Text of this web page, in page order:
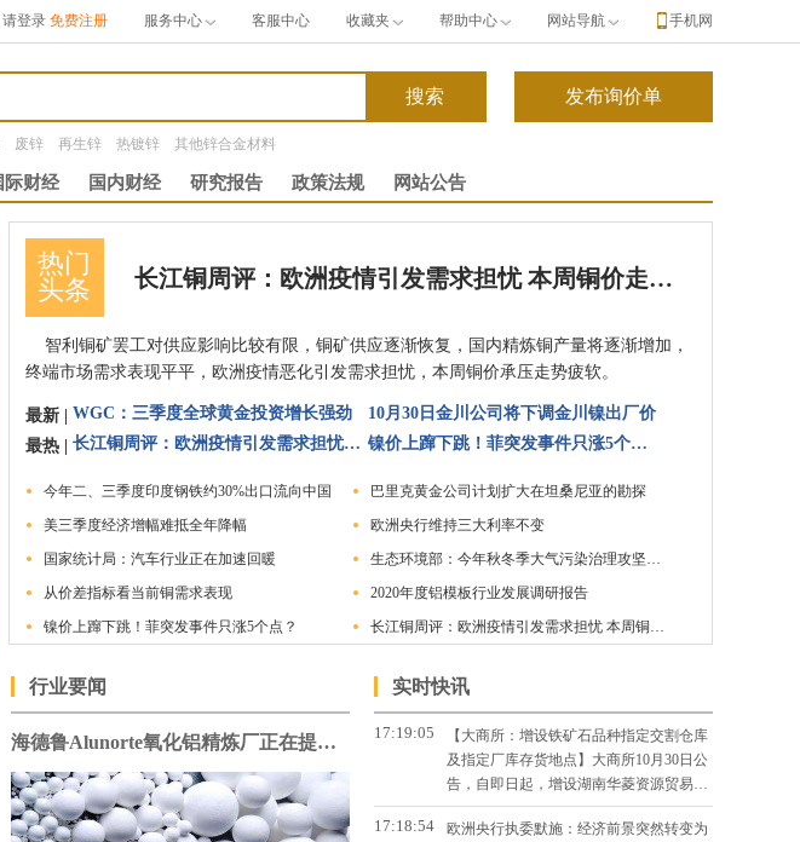
请登录 免费注册 服务中心 客服中心 收藏夹 帮助中心 网站导航 手机网
废锌 再生锌 热镀锌 其他锌合金材料
际财经 国内财经 研究报告 政策法规 网站公告
热门
头条
长江铜周评：欧洲疫情引发需求担忧 本周铜价走势疲软（第44周）
智利铜矿罢工对供应影响比较有限，铜矿供应逐渐恢复，国内精炼铜产量将逐渐增加，
终端市场需求表现平平，欧洲疫情恶化引发需求担忧，本周铜价承压走势疲软。
最新 | WGC：三季度全球黄金投资增长强劲
10月30日金川公司将下调金川镍出厂价
最热 |
长江铜周评：欧洲疫情引发需求担忧 本周铜价走势疲软（第44周） 镍价上蹿下跳！菲突发事件只涨5个点？
今年二、三季度印度钢铁约30%出口流向中国
巴里克黄金公司计划扩大在坦桑尼亚的勘探
美三季度经济增幅难抵全年降幅
欧洲央行维持三大利率不变
国家统计局：汽车行业正在加速回暖
生态环境部：今年秋冬季大气污染治理攻坚力度不减
从价差指标看当前铜需求表现
2020年度铝模板行业发展调研报告
镍价上蹿下跳！菲突发事件只涨5个点？
长江铜周评：欧洲疫情引发需求担忧 本周铜价走势疲软（第44周）
行业要闻
海德鲁Alunorte氧化铝精炼厂正在提高产量
实时快讯
17:19:05
【大商所：增设铁矿石品种指定交割仓库
及指定厂库存货地点】大商所10月30日公
告，自即日起，增设湖南华菱资源贸易有
限公司、本钢板材(000761)为大商所铁矿
石指定厂库。同时，增加青岛港和曹妃甸
17:18:54
欧洲央行执委默施：经济前景突然转变为